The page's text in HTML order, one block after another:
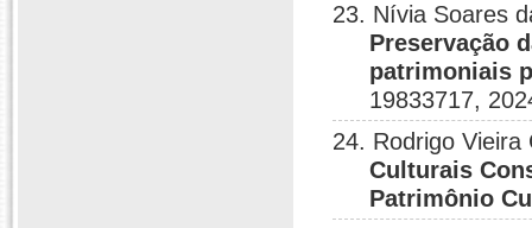
23. Nívia Soares
Preservação
patrimoniais
19833717,
24. Rodrigo
Culturais
Patrimônio